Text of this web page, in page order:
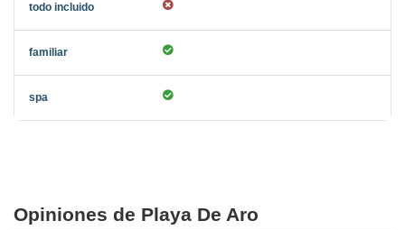
Opiniones de Playa De Aro